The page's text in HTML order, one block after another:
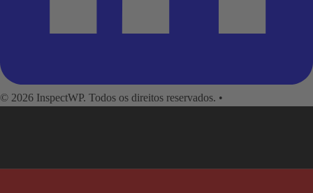
© 2026 InspectWP. Todos os direitos reservados. •